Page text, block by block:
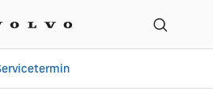
EX30 ist